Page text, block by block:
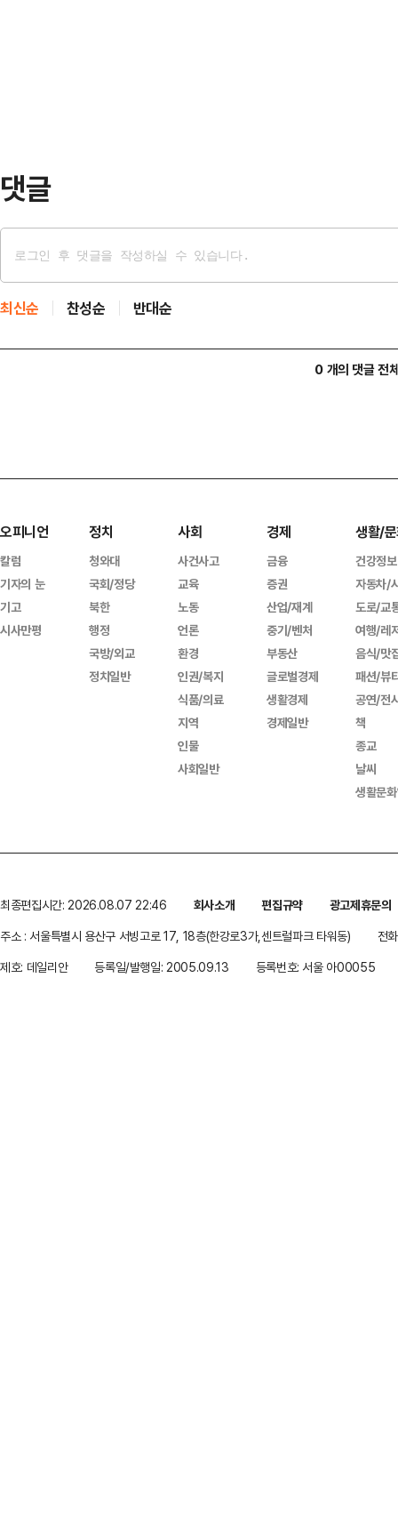
댓글
최신순 찬성순 반대순
0 개의 댓글 전
오피니언
칼럼
기자의 눈
기고
시사만평
정치
청와대
국회/정당
북한
행정
국방/외교
정치일반
사회
사건사고
교육
노동
언론
환경
인권/복지
식품/의료
지역
인물
사회일반
경제
금융
증권
산업/재계
중기/벤처
부동산
글로벌경제
생활경제
경제일반
생활/
건강정보
자동차/
도로/교
여행/레
음식/맛
패션/뷰
공연/전
책
종교
날씨
생활문
최종편집시간: 2026.08.07 22:46 회사소개 편집규약
광고제휴문의
주소 : 서울특별시 용산구 서빙고로 17, 18층(한강로3가,센트럴파크 타워동)
전
제호: 데일리안
등록일/발행일: 2005.09.13 등록번호: 서울 아00055